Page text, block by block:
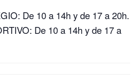
De 10 a 14h y de 17 a 20h.
De 10 a 14h y de 17 a